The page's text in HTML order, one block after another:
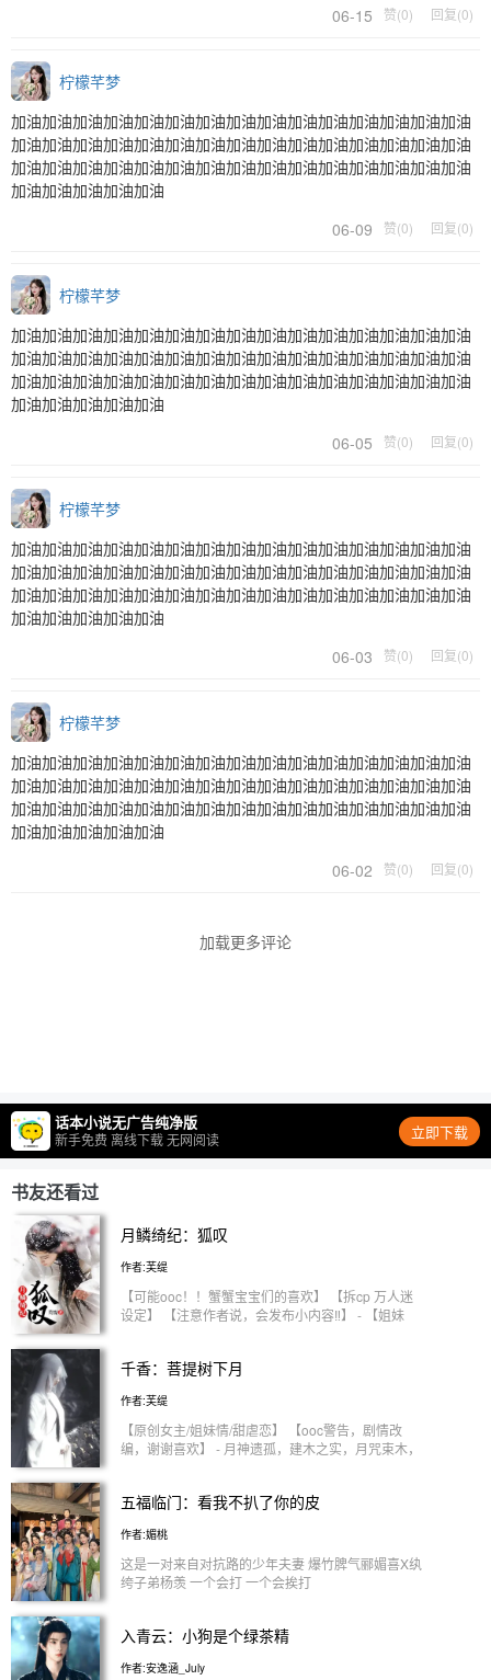
06-15 赞(0) 回复(0)
柠檬芊梦
加油加油加油加油加油加油加油加油加油加油加油加油加油加油加油
加油加油加油加油加油加油加油加油加油加油加油加油加油加油加油
加油加油加油加油加油加油加油加油加油加油加油加油加油加油加油
加油加油加油加油加油
06-09
赞(0) 回复(0)
柠檬芊梦
加油加油加油加油加油加油加油加油加油加油加油加油加油加油加油
加油加油加油加油加油加油加油加油加油加油加油加油加油加油加油
加油加油加油加油加油加油加油加油加油加油加油加油加油加油加油
加油加油加油加油加油
06-05
赞(0) 回复(0)
柠檬芊梦
加油加油加油加油加油加油加油加油加油加油加油加油加油加油加油
加油加油加油加油加油加油加油加油加油加油加油加油加油加油加油
加油加油加油加油加油加油加油加油加油加油加油加油加油加油加油
加油加油加油加油加油
06-03
赞(0) 回复(0)
柠檬芊梦
加油加油加油加油加油加油加油加油加油加油加油加油加油加油加油
加油加油加油加油加油加油加油加油加油加油加油加油加油加油加油
加油加油加油加油加油加油加油加油加油加油加油加油加油加油加油
加油加油加油加油加油
06-02
赞(0) 回复(0)
加载更多评论
话本小说无广告纯净版
新手免费 离线下载 无网阅读 立即下载
书友还看过
月鳞绮纪：狐叹
作者:芙缇
【可能ooc！！蟹蟹宝宝们的喜欢】 【拆cp 万人迷
设定】 【注意作者说，会发布小内容‼️】 - 【姐妹
重生？ 三狐同命，共赴一场月烬天荒。 - 【感情
世 偶然闯入的初见，萌芽初长的心动 -寄灵（龙神）
以魂为契，以爱为凭 一眼定终身的奔赴，逆天改命
的相守 龙神之体，高岭之花为爱甘作下位者 -历劫 刀
的泪，是沉入水中浮出的伐木 -白泽 受托守护，日久
无获 前世今生，执着贪念 望着她的眼神中，总是带
着熊熊燃烧的贪欲 -旱魃 故人之资，爱意升起 选择释
怀是最好的归宿
千香：菩提树下月
作者:芙缇
【原创女主/姐妹情/甜虐恋】 【ooc警告，剧情改
编，谢谢喜欢】 - 月神遗孤，建木之实，月咒束木，
白叹一往情深。 建木之实姜黎非x古槐树妖楼弃 千年
真心。
五福临门：看我不扒了你的皮
作者:媚桃
这是一对来自对抗路的少年夫妻 爆竹脾气郦媚喜X纨
绔子弟杨羡 一个会打 一个会挨打
入青云：小狗是个绿茶精
作者:安逸涵_July